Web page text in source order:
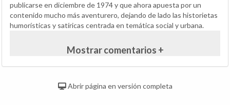
publicarse en diciembre de 1974 y que ahora apuesta por un
contenido mucho más aventurero, dejando de lado las historietas
humorísticas y satíricas centrada en temática social y urbana.
Mostrar comentarios +
Abrir página en versión completa